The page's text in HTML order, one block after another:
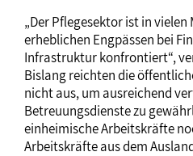
„Der Pflegesektor ist in
erheblichen Engpässen bei
Infrastruktur konfrontiert“,
Bislang reichten die
nicht aus, um ausreichend
Betreuungsdienste zu
einheimische Arbeitskräfte
Arbeitskräfte aus dem